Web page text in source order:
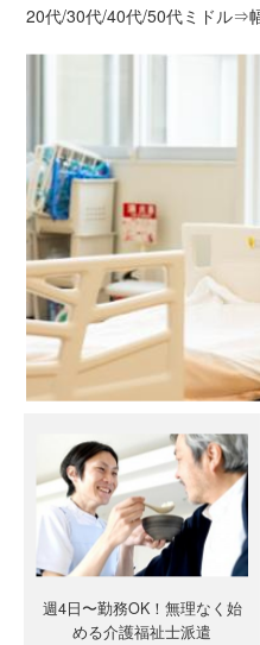
20代/30代/40代/50代ミドル⇒
週4日〜勤務OK！無理なく始
める介護福祉士派遣